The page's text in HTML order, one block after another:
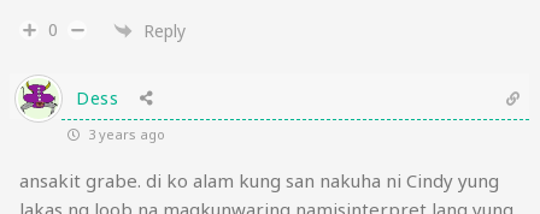
0 Reply
Dess
3 years ago
ansakit grabe. di ko alam kung san nakuha ni Cindy yung